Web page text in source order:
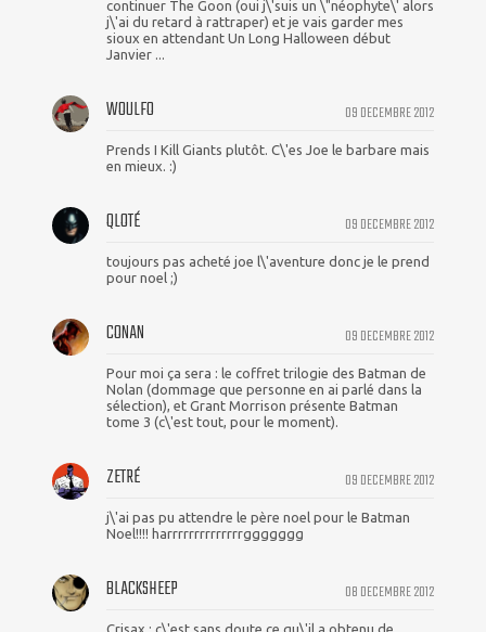
continuer The Goon (oui j\'suis un \"néophyte\' alors
j\'ai du retard à rattraper) et je vais garder mes
sioux en attendant Un Long Halloween début
Janvier ...
09 DECEMBRE 2012
WOULFO
Prends I Kill Giants plutôt. C\'es Joe le barbare mais
en mieux. :)
09 DECEMBRE 2012
QLOTÉ
toujours pas acheté joe l\'aventure donc je le prend
pour noel ;)
09 DECEMBRE 2012
CONAN
Pour moi ça sera : le coffret trilogie des Batman de
Nolan (dommage que personne en ai parlé dans la
sélection), et Grant Morrison présente Batman
tome 3 (c\'est tout, pour le moment).
09 DECEMBRE 2012
ZETRÉ
j\'ai pas pu attendre le père noel pour le Batman
Noel!!!! harrrrrrrrrrrrrrggggggg
08 DECEMBRE 2012
BLACKSHEEP